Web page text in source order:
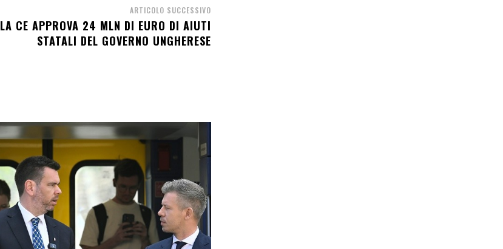
ARTICOLO SUCCESSIVO
LA CE APPROVA 24 MLN DI EURO DI AIUTI
STATALI DEL GOVERNO UNGHERESE